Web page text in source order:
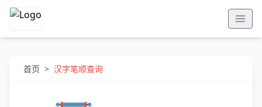
首页 > 汉字笔顺查询